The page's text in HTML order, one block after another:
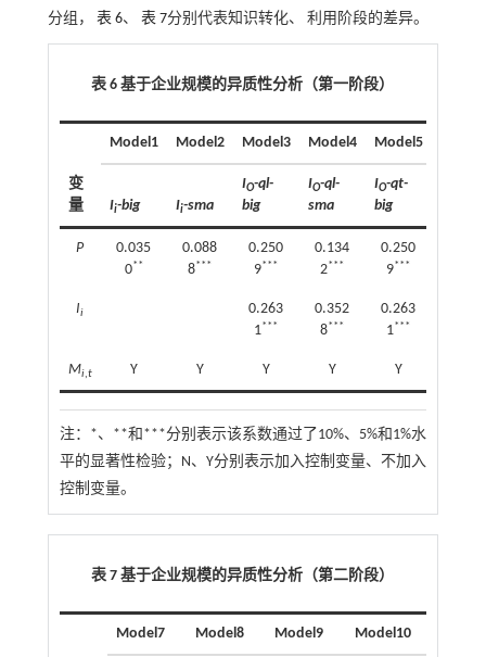
分组， 表 6、 表 7分别代表知识转化、 利用阶段的差异。
表 6 基于企业规模的异质性分析（第一阶段）
变
量
Model1 Model2 Model3 Model4 Model5
Ii-big Ii-sma
IO-ql-
big
IO-ql-
sma
IO-qt-
big
P
0.035
0**
0.088
8***
0.250
9***
0.134
2***
0.250
9***
Ii
0.263
1***
0.352
8***
0.263
1***
Mi,t Y Y Y Y Y
注： *、**和***分别表示该系数通过了10%、5%和1%水
平的显著性检验；N、Y分别表示加入控制变量、不加入
控制变量。
表 7 基于企业规模的异质性分析（第二阶段）
Model7 Model8 Model9 Model10